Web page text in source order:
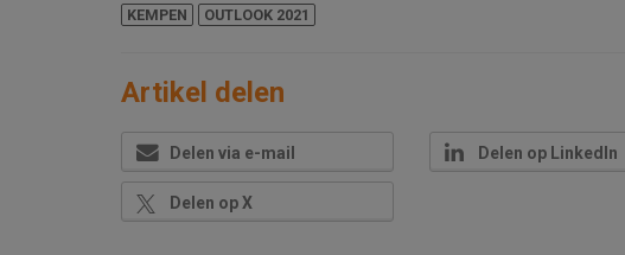
KEMPEN OUTLOOK 2021
Artikel delen
Delen via e-mail Delen op LinkedIn
Delen op X